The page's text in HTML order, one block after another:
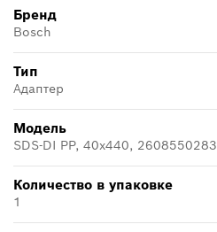
Бренд
Bosch
Тип
Адаптер
Модель
SDS-DI PP, 40x440, 2608550283
Количество в упаковке
1